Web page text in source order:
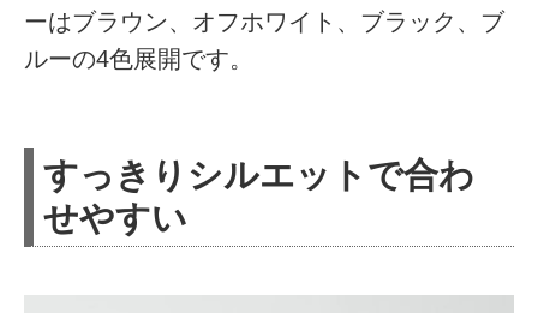
ーはブラウン、オフホワイト、ブラック、ブ
ルーの4色展開です。
すっきりシルエットで合わ
せやすい